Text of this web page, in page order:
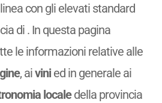
con gli elevati standard
di . In questa pagina
le informazioni relative alle
, aivinied in generale ai
localedella provincia